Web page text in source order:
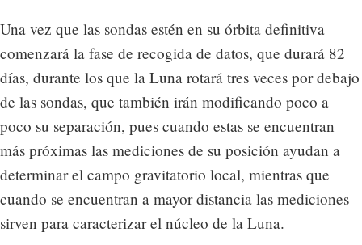
Una vez que las sondas estén en su órbita definitiva
comenzará la fase de recogida de datos, que durará 82
días, durante los que la Luna rotará tres veces por debajo
de las sondas, que también irán modificando poco a
poco su separación, pues cuando estas se encuentran
más próximas las mediciones de su posición ayudan a
determinar el campo gravitatorio local, mientras que
cuando se encuentran a mayor distancia las mediciones
sirven para caracterizar el núcleo de la Luna.